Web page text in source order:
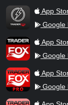
TraderFox Flash
App
Google
TraderFox App
App
Google
TraderFox Pro
App
Google
TraderFox dpa-